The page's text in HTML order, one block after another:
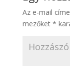
Az e-mail
mezőket *